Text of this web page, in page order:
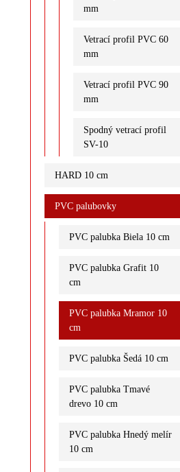
mm
Vetrací profil PVC 60
mm
Vetrací profil PVC 90
mm
Spodný vetrací profil
SV-10
HARD 10 cm
PVC palubovky
PVC palubka Biela 10 cm
PVC palubka Grafit 10
cm
PVC palubka Mramor 10
cm
PVC palubka Šedá 10 cm
PVC palubka Tmavé
drevo 10 cm
PVC palubka Hnedý melír
10 cm